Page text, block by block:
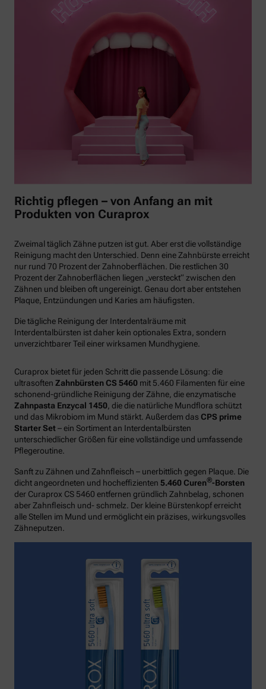
Richtig pflegen – von Anfang an mit
Produkten von Curaprox
Zweimal täglich Zähne putzen ist gut. Aber erst die vollständige
Reinigung macht den Unterschied. Denn eine Zahnbürste erreicht
nur rund 70 Prozent der Zahnoberflächen. Die restlichen 30
Prozent der Zahnoberflächen liegen „versteckt“ zwischen den
Zähnen und bleiben oft ungereinigt. Genau dort aber entstehen
Plaque, Entzündungen und Karies am häufigsten.
Die tägliche Reinigung der Interdentalräume mit
Interdentalbürsten ist daher kein optionales Extra, sondern
unverzichtbarer Teil einer wirksamen Mundhygiene.
Curaprox bietet für jeden Schritt die passende Lösung: die
ultrasoften Zahnbürsten CS 5460 mit 5.460 Filamenten für eine
schonend-gründliche Reinigung der Zähne, die enzymatische
Zahnpasta Enzycal 1450, die die natürliche Mundflora schützt
und das Mikrobiom im Mund stärkt. Außerdem das CPS prime
Starter Set– ein Sortiment an Interdentalbürsten
unterschiedlicher Größen für eine vollständige und umfassende
Pflegeroutine.
Sanft zu Zähnen und Zahnfleisch – unerbittlich gegen Plaque. Die
dicht angeordneten und hocheffizienten 5.460 Curen®-Borsten
der Curaprox CS 5460 entfernen gründlich Zahnbelag, schonen
aber Zahnfleisch und- schmelz. Der kleine Bürstenkopf erreicht
alle Stellen im Mund und ermöglicht ein präzises, wirkungsvolles
Zähneputzen.